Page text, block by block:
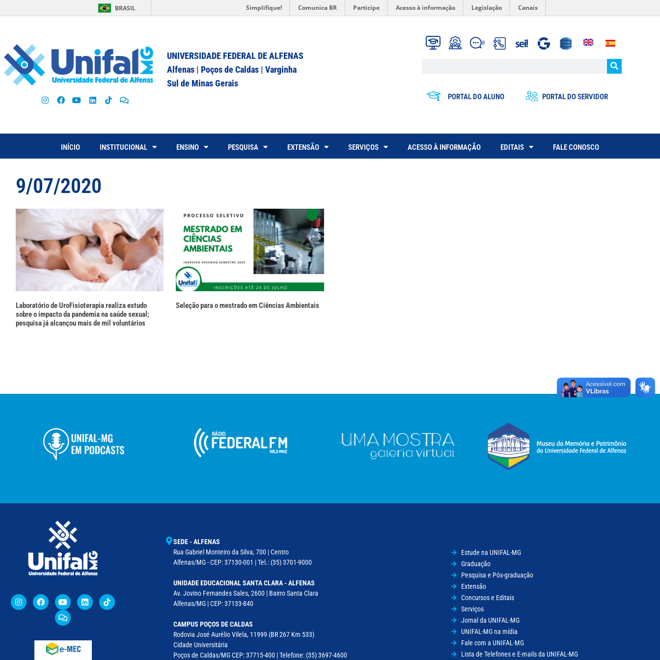
BRASIL Simplifique! Comunica BR Participe Acesso à informação Legislação Canais
UNIVERSIDADE FEDERAL DE ALFENAS
Alfenas | Poços de Caldas | Varginha
Sul de Minas Gerais
PORTAL DO ALUNO PORTAL DO SERVIDOR
INÍCIO INSTITUCIONAL ENSINO PESQUISA EXTENSÃO SERVIÇOS ACESSO À INFORMAÇÃO EDITAIS FALE CONOSCO
9/07/2020
Laboratório de UroFisioterapia realiza estudo
sobre o impacto da pandemia na saúde sexual;
pesquisa já alcançou mais de mil voluntários
Seleção para o mestrado em Ciências Ambientais
SEDE - ALFENAS
Rua Gabriel Monteiro da Silva, 700 | Centro
Alfenas/MG - CEP: 37130-001 | Tel.: (35) 3701-9000
UNIDADE EDUCACIONAL SANTA CLARA - ALFENAS
Av. Jovino Fernandes Sales, 2600 | Bairro Santa Clara
Alfenas/MG | CEP: 37133-840
CAMPUS POÇOS DE CALDAS
Rodovia José Aurélio Vilela, 11999 (BR 267 Km 533)
Cidade Universitária
Poços de Caldas/MG CEP: 37715-400 | Telefone: (35) 3697-4600
Estude na UNIFAL-MG
Graduação
Pesquisa e Pós-graduação
Extensão
Concursos e Editais
Serviços
Jornal da UNIFAL-MG
UNIFAL-MG na mídia
Fale com a UNIFAL-MG
Lista de Telefones e E-mails da UNIFAL-MG